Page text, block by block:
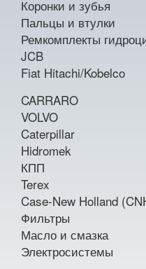
Коронки и зубья
Пальцы и втулки
Ремкомплекты
JCB
Fiat Hitachi/Kobelco
CARRARO
VOLVO
Caterpillar
Hidromek
КПП
Terex
Case-New Holland
Фильтры
Масло и смазка
Электросистемы